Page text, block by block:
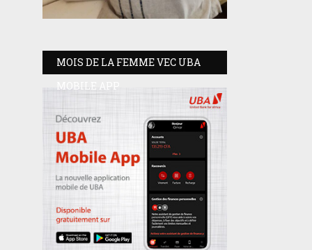
MOIS DE LA FEMME VEC UBA
MOBILE APP